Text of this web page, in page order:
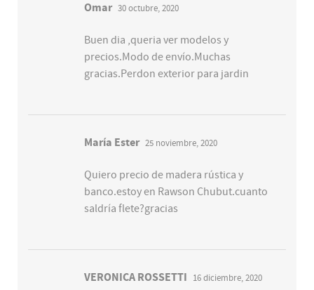
Omar 30 octubre, 2020
Buen dia ,queria ver modelos y
precios.Modo de envío.Muchas
gracias.Perdon exterior para jardin
María Ester 25 noviembre, 2020
Quiero precio de madera rústica y
banco.estoy en Rawson Chubut.cuanto
saldría flete?gracias
VERONICA ROSSETTI 16 diciembre, 2020